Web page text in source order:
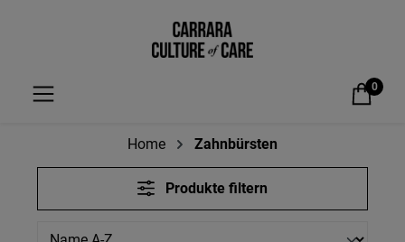
0
Home Zahnbürsten
Produkte filtern